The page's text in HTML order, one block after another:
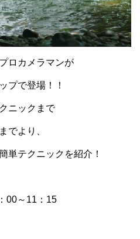
ロカメラマンが
プで登場！！
ニックまで
でより、
単テクニックを紹介！
00～11：15